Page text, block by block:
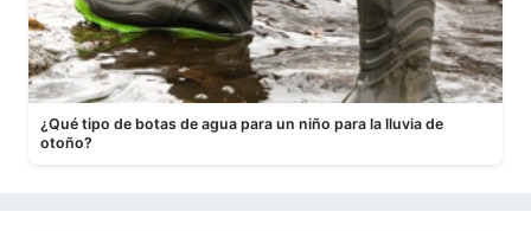
¿Qué tipo de botas de agua para un niño para la lluvia de
otoño?